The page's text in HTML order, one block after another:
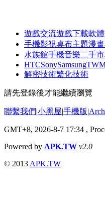
遊戲交流遊戲下載軟
手機影視桌布主題漫
水族館手機音樂二手
HTCSonySamsung
解密技術繁化技術
請先登錄後才能繼續瀏覽
聯繫我們|小黑屋|手機版|
GMT+8, 2026-8-7 17:34 ,
Powered by APK.TW v2.0
© 2013 APK.TW